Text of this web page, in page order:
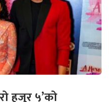
हजुर ५’को